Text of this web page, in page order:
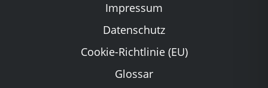
Impressum
Datenschutz
Cookie-Richtlinie (EU)
Glossar